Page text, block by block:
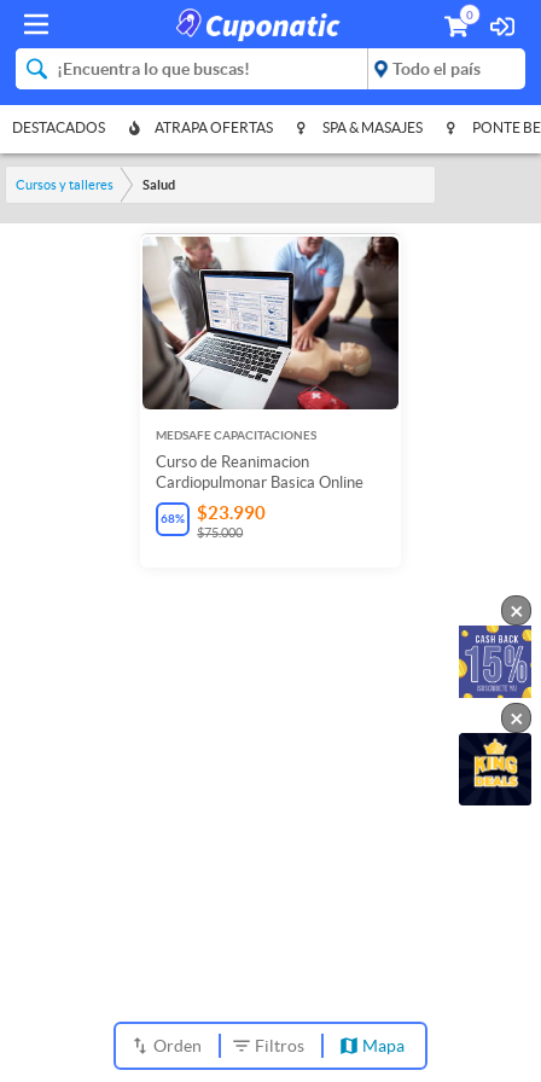
0
DESTACADOS ATRAPA OFERTAS SPA & MASAJES PONTE
Cursos y talleres Salud
MEDSAFE CAPACITACIONES
Curso de Reanimacion
Cardiopulmonar Basica Online
68% $23.990
$75.000
Orden Filtros Mapa
×
×